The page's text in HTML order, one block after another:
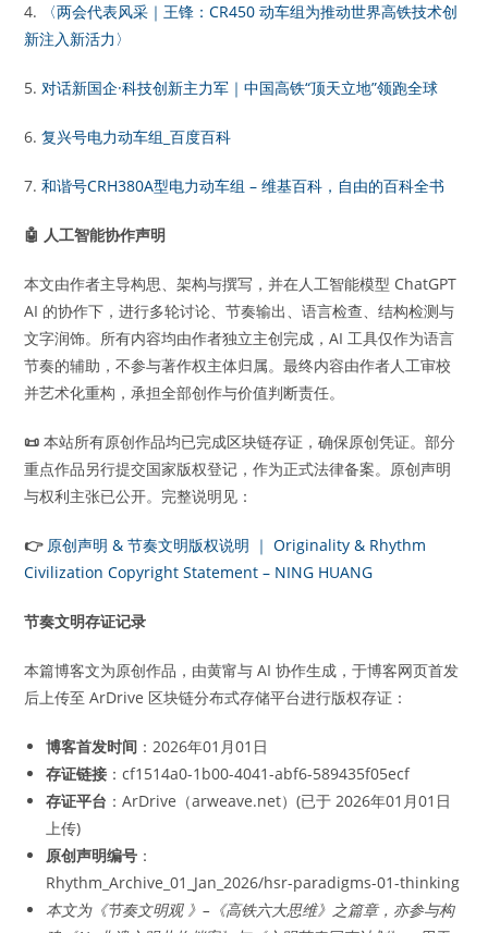
4.
〈两会代表风采｜王锋：CR450 动车组为推动世界高铁技术创
新注入新活力〉
5.对话新国企·科技创新主力军｜中国高铁“顶天立地”领跑全球
6.复兴号电力动车组_百度百科
7.和谐号CRH380A型电力动车组 – 维基百科，自由的百科全书
🤖 人工智能协作声明
本文由作者主导构思、架构与撰写，并在人工智能模型 ChatGPT
AI 的协作下，进行多轮讨论、节奏输出、语言检查、结构检测与
文字润饰。所有内容均由作者独立主创完成，AI 工具仅作为语言
节奏的辅助，不参与著作权主体归属。最终内容由作者人工审校
并艺术化重构，承担全部创作与价值判断责任。
📜 本站所有原创作品均已完成区块链存证，确保原创凭证。部分
重点作品另行提交国家版权登记，作为正式法律备案。原创声明
与权利主张已公开。完整说明见：
👉 原创声明 & 节奏文明版权说明 ｜ Originality & Rhythm
Civilization Copyright Statement – NING HUANG
节奏文明存证记录
本篇博客文为原创作品，由黄甯与 AI 协作生成，于博客网页首发
后上传至 ArDrive 区块链分布式存储平台进行版权存证：
博客首发时间 ：2026年01月01日
存证链接 ：cf1514a0-1b00-4041-abf6-589435f05ecf
存证平台 ：ArDrive（arweave.net）(已于 2026年01月01日
上传)
原创声明编号 ：
Rhythm_Archive_01_Jan_2026/hsr-paradigms-01-thinking
本文为《节奏文明观 》–《高铁六大思维》之篇章，亦参与构